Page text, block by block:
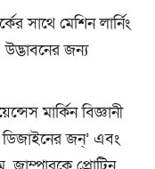
সাথে মেশিন লার্নিং
জন্য
মার্কিন বিজ্ঞানী
জন্’ এবং